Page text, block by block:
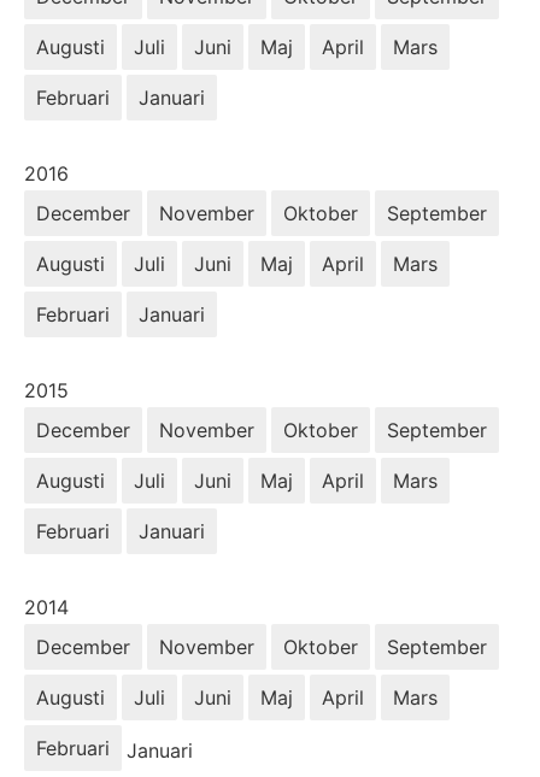
Augusti Juli Juni Maj April Mars
Februari Januari
År:
2016
December
November Oktober September
Augusti Juli Juni Maj April Mars
Februari Januari
År:
2015
December
November Oktober September
Augusti Juli Juni Maj April Mars
Februari Januari
År:
2014
December
November Oktober September
Augusti Juli Juni Maj April Mars
Februari Januari